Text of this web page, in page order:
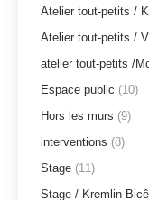
Atelier tout-petits /
Atelier tout-petits /
atelier tout-petits /
Espace public (10)
Hors les murs (9)
interventions (8)
Stage (11)
Stage / Kremlin